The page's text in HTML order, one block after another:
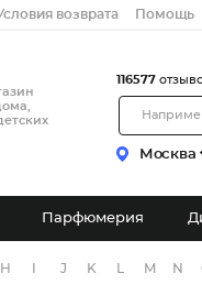
возврата Помощь
Москва
116577
Парфюмерия
H J K M N